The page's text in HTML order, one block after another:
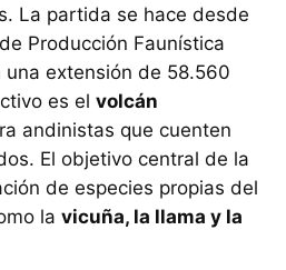
La partida se hace desde
Producción Faunística
una extensión de 58.560
es el volcán
andinistas que cuenten
El objetivo central de la
de especies propias del
la vicuña, la llama y la